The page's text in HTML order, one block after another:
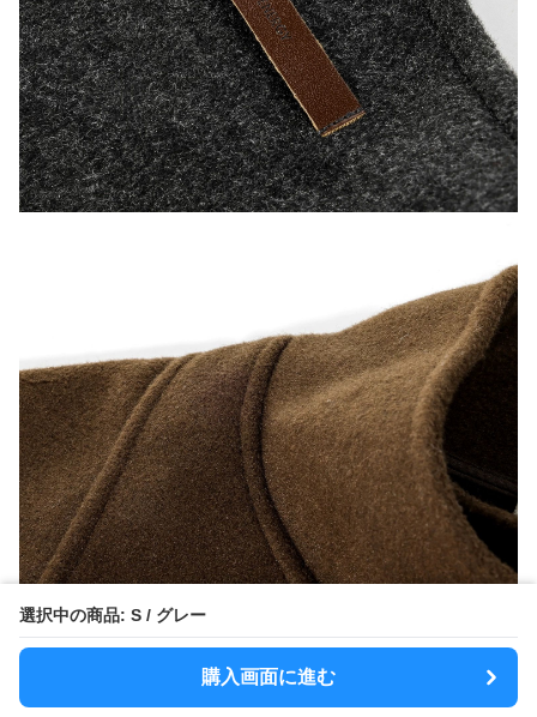
選択中の商品: S / グレー
購入画面に進む